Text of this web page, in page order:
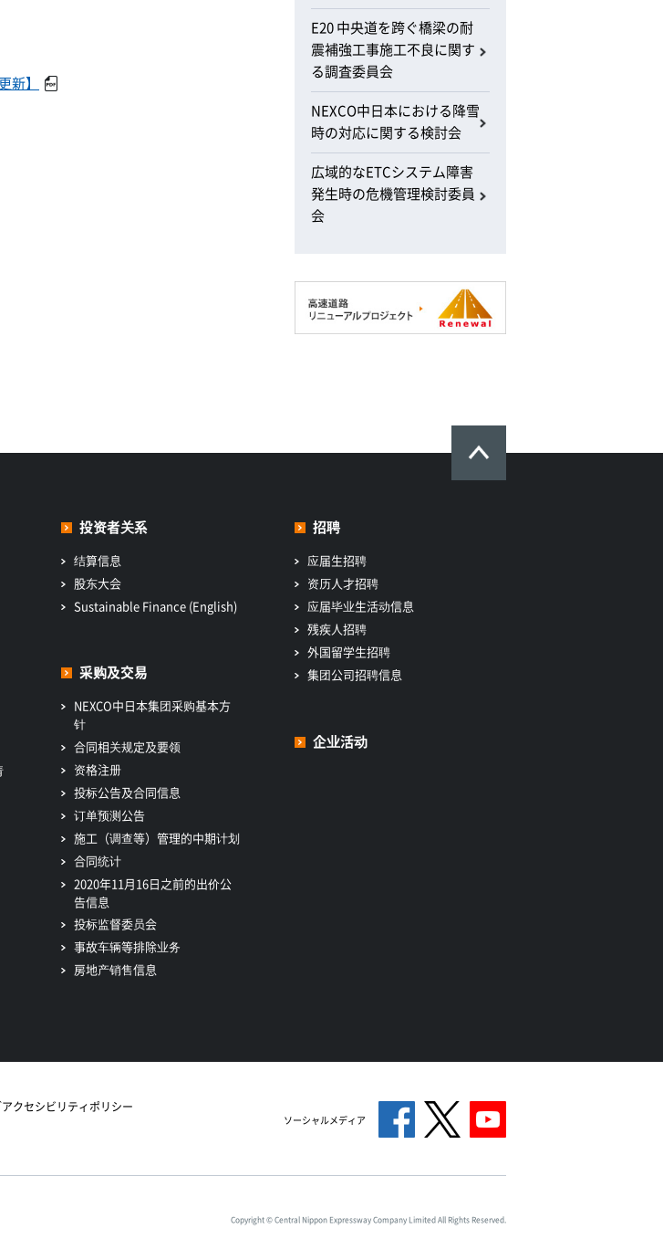
】
E20 中央道を跨ぐ橋梁の耐
震補強工事施工不良に関す
る調査委員会
NEXCO中日本における降雪
時の対応に関する検討会
広域的なETCシステム障害
発生時の危機管理検討委員
会
投资者关系
结算信息
股东大会
Sustainable Finance (English)
采购及交易
NEXCO中日本集团采购基本方
针
合同相关规定及要领
资格注册
投标公告及合同信息
订单预测公告
施工（调查等）管理的中期计划
合同统计
2020年11月16日之前的出价公
告信息
投标监督委员会
事故车辆等排除业务
房地产销售信息
招聘
应届生招聘
资历人才招聘
应届毕业生活动信息
残疾人招聘
外国留学生招聘
集团公司招聘信息
企业活动
クセシビリティポリシー
ソーシャルメディア
Copyright © Central Nippon Expressway Company Limited All Rights Reserved.